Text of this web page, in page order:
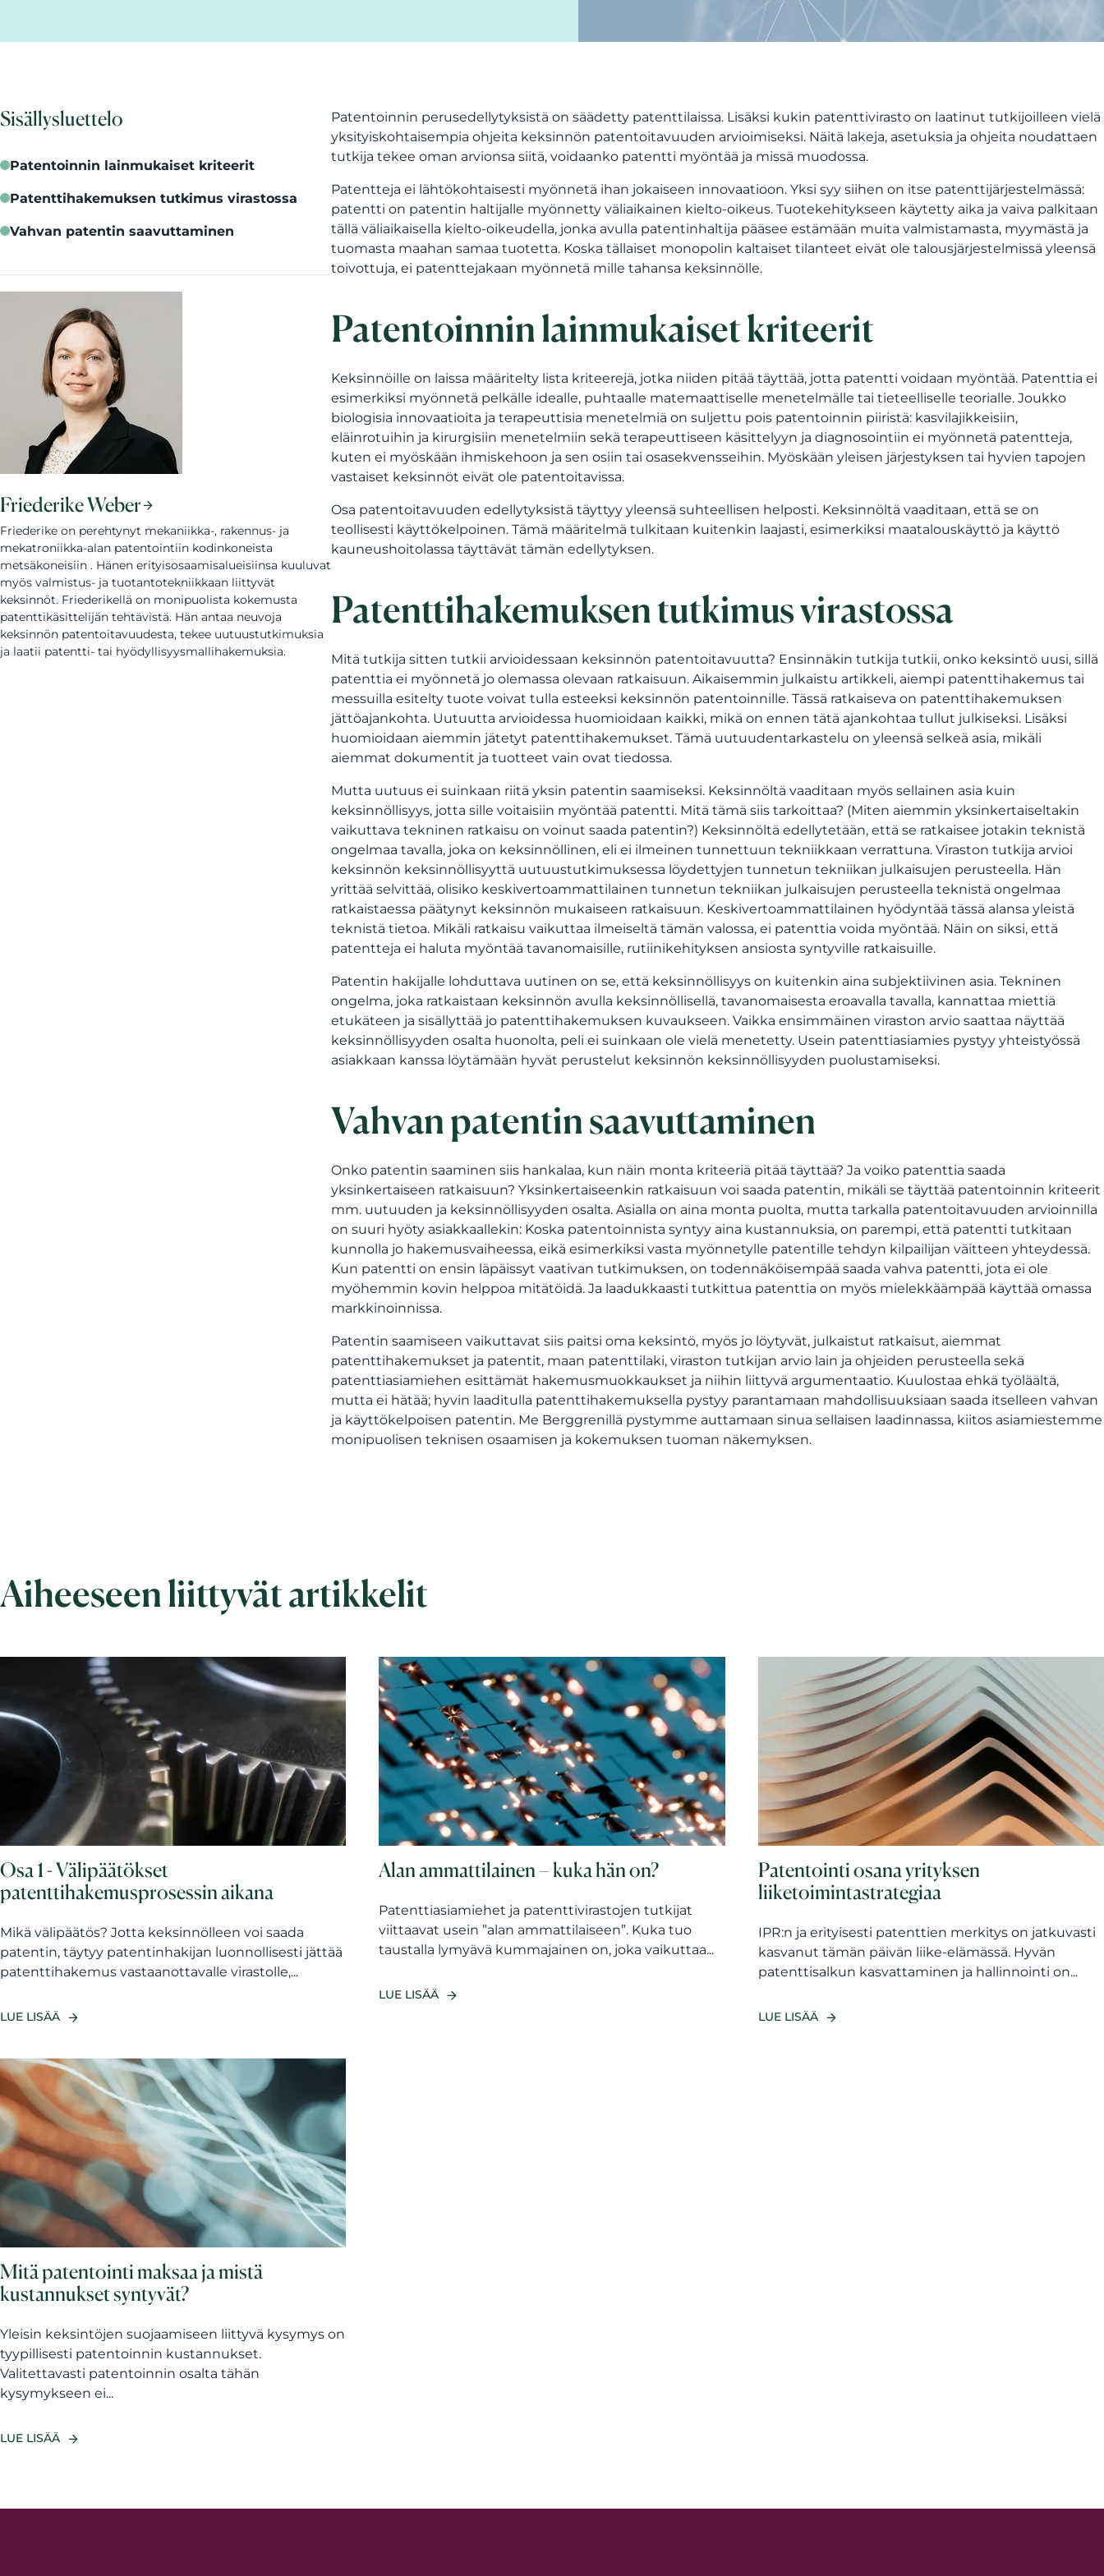
Sisällysluettelo
Patentoinnin lainmukaiset kriteerit
Patenttihakemuksen tutkimus virastossa
Vahvan patentin saavuttaminen
Friederike Weber
Friederike on perehtynyt mekaniikka-, rakennus- ja
mekatroniikka-alan patentointiin kodinkoneista
metsäkoneisiin . Hänen erityisosaamisalueisiinsa kuuluvat
myös valmistus- ja tuotantotekniikkaan liittyvät
keksinnöt. Friederikellä on monipuolista kokemusta
patenttikäsittelijän tehtävistä. Hän antaa neuvoja
keksinnön patentoitavuudesta, tekee uutuustutkimuksia
ja laatii patentti- tai hyödyllisyysmallihakemuksia.
Patentoinnin perusedellytyksistä on säädetty patenttilaissa. Lisäksi kukin patenttivirasto on laatinut tutkijoilleen vielä
yksityiskohtaisempia ohjeita keksinnön patentoitavuuden arvioimiseksi. Näitä lakeja, asetuksia ja ohjeita noudattaen
tutkija tekee oman arvionsa siitä, voidaanko patentti myöntää ja missä muodossa.
Patentteja ei lähtökohtaisesti myönnetä ihan jokaiseen innovaatioon. Yksi syy siihen on itse patenttijärjestelmässä:
patentti on patentin haltijalle myönnetty väliaikainen kielto-oikeus. Tuotekehitykseen käytetty aika ja vaiva palkitaan
tällä väliaikaisella kielto-oikeudella, jonka avulla patentinhaltija pääsee estämään muita valmistamasta, myymästä ja
tuomasta maahan samaa tuotetta. Koska tällaiset monopolin kaltaiset tilanteet eivät ole talousjärjestelmissä yleensä
toivottuja, ei patenttejakaan myönnetä mille tahansa keksinnölle.
Patentoinnin lainmukaiset kriteerit
Keksinnöille on laissa määritelty lista kriteerejä, jotka niiden pitää täyttää, jotta patentti voidaan myöntää. Patenttia ei
esimerkiksi myönnetä pelkälle idealle, puhtaalle matemaattiselle menetelmälle tai tieteelliselle teorialle. Joukko
biologisia innovaatioita ja terapeuttisia menetelmiä on suljettu pois patentoinnin piiristä: kasvilajikkeisiin,
eläinrotuihin ja kirurgisiin menetelmiin sekä terapeuttiseen käsittelyyn ja diagnosointiin ei myönnetä patentteja,
kuten ei myöskään ihmiskehoon ja sen osiin tai osasekvensseihin. Myöskään yleisen järjestyksen tai hyvien tapojen
vastaiset keksinnöt eivät ole patentoitavissa.
Osa patentoitavuuden edellytyksistä täyttyy yleensä suhteellisen helposti. Keksinnöltä vaaditaan, että se on
teollisesti käyttökelpoinen. Tämä määritelmä tulkitaan kuitenkin laajasti, esimerkiksi maatalouskäyttö ja käyttö
kauneushoitolassa täyttävät tämän edellytyksen.
Patenttihakemuksen tutkimus virastossa
Mitä tutkija sitten tutkii arvioidessaan keksinnön patentoitavuutta? Ensinnäkin tutkija tutkii, onko keksintö uusi, sillä
patenttia ei myönnetä jo olemassa olevaan ratkaisuun. Aikaisemmin julkaistu artikkeli, aiempi patenttihakemus tai
messuilla esitelty tuote voivat tulla esteeksi keksinnön patentoinnille. Tässä ratkaiseva on patenttihakemuksen
jättöajankohta. Uutuutta arvioidessa huomioidaan kaikki, mikä on ennen tätä ajankohtaa tullut julkiseksi. Lisäksi
huomioidaan aiemmin jätetyt patenttihakemukset. Tämä uutuudentarkastelu on yleensä selkeä asia, mikäli
aiemmat dokumentit ja tuotteet vain ovat tiedossa.
Mutta uutuus ei suinkaan riitä yksin patentin saamiseksi. Keksinnöltä vaaditaan myös sellainen asia kuin
keksinnöllisyys, jotta sille voitaisiin myöntää patentti. Mitä tämä siis tarkoittaa? (Miten aiemmin yksinkertaiseltakin
vaikuttava tekninen ratkaisu on voinut saada patentin?) Keksinnöltä edellytetään, että se ratkaisee jotakin teknistä
ongelmaa tavalla, joka on keksinnöllinen, eli ei ilmeinen tunnettuun tekniikkaan verrattuna. Viraston tutkija arvioi
keksinnön keksinnöllisyyttä uutuustutkimuksessa löydettyjen tunnetun tekniikan julkaisujen perusteella. Hän
yrittää selvittää, olisiko keskivertoammattilainen tunnetun tekniikan julkaisujen perusteella teknistä ongelmaa
ratkaistaessa päätynyt keksinnön mukaiseen ratkaisuun. Keskivertoammattilainen hyödyntää tässä alansa yleistä
teknistä tietoa. Mikäli ratkaisu vaikuttaa ilmeiseltä tämän valossa, ei patenttia voida myöntää. Näin on siksi, että
patentteja ei haluta myöntää tavanomaisille, rutiinikehityksen ansiosta syntyville ratkaisuille.
Patentin hakijalle lohduttava uutinen on se, että keksinnöllisyys on kuitenkin aina subjektiivinen asia. Tekninen
ongelma, joka ratkaistaan keksinnön avulla keksinnöllisellä, tavanomaisesta eroavalla tavalla, kannattaa miettiä
etukäteen ja sisällyttää jo patenttihakemuksen kuvaukseen. Vaikka ensimmäinen viraston arvio saattaa näyttää
keksinnöllisyyden osalta huonolta, peli ei suinkaan ole vielä menetetty. Usein patenttiasiamies pystyy yhteistyössä
asiakkaan kanssa löytämään hyvät perustelut keksinnön keksinnöllisyyden puolustamiseksi.
Vahvan patentin saavuttaminen
Onko patentin saaminen siis hankalaa, kun näin monta kriteeriä pitää täyttää? Ja voiko patenttia saada
yksinkertaiseen ratkaisuun? Yksinkertaiseenkin ratkaisuun voi saada patentin, mikäli se täyttää patentoinnin kriteerit
mm. uutuuden ja keksinnöllisyyden osalta. Asialla on aina monta puolta, mutta tarkalla patentoitavuuden arvioinnilla
on suuri hyöty asiakkaallekin: Koska patentoinnista syntyy aina kustannuksia, on parempi, että patentti tutkitaan
kunnolla jo hakemusvaiheessa, eikä esimerkiksi vasta myönnetylle patentille tehdyn kilpailijan väitteen yhteydessä.
Kun patentti on ensin läpäissyt vaativan tutkimuksen, on todennäköisempää saada vahva patentti, jota ei ole
myöhemmin kovin helppoa mitätöidä. Ja laadukkaasti tutkittua patenttia on myös mielekkäämpää käyttää omassa
markkinoinnissa.
Patentin saamiseen vaikuttavat siis paitsi oma keksintö, myös jo löytyvät, julkaistut ratkaisut, aiemmat
patenttihakemukset ja patentit, maan patenttilaki, viraston tutkijan arvio lain ja ohjeiden perusteella sekä
patenttiasiamiehen esittämät hakemusmuokkaukset ja niihin liittyvä argumentaatio. Kuulostaa ehkä työläältä,
mutta ei hätää; hyvin laaditulla patenttihakemuksella pystyy parantamaan mahdollisuuksiaan saada itselleen vahvan
ja käyttökelpoisen patentin. Me Berggrenillä pystymme auttamaan sinua sellaisen laadinnassa, kiitos asiamiestemme
monipuolisen teknisen osaamisen ja kokemuksen tuoman näkemyksen.
Aiheeseen liittyvät artikkelit
Osa 1 - Välipäätökset
patenttihakemusprosessin aikana
Mikä välipäätös? Jotta keksinnölleen voi saada
patentin, täytyy patentinhakijan luonnollisesti jättää
patenttihakemus vastaanottavalle virastolle,...
LUE LISÄÄ
Alan ammattilainen – kuka hän on?
Patenttiasiamiehet ja patenttivirastojen tutkijat
viittaavat usein ”alan ammattilaiseen”. Kuka tuo
taustalla lymyävä kummajainen on, joka vaikuttaa...
LUE LISÄÄ
Patentointi osana yrityksen
liiketoimintastrategiaa
IPR:n ja erityisesti patenttien merkitys on jatkuvasti
kasvanut tämän päivän liike-elämässä. Hyvän
patenttisalkun kasvattaminen ja hallinnointi on...
LUE LISÄÄ
Mitä patentointi maksaa ja mistä
kustannukset syntyvät?
Yleisin keksintöjen suojaamiseen liittyvä kysymys on
tyypillisesti patentoinnin kustannukset.
Valitettavasti patentoinnin osalta tähän
kysymykseen ei...
LUE LISÄÄ